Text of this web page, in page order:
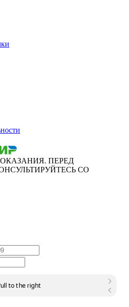
ПЕРЕД
СО